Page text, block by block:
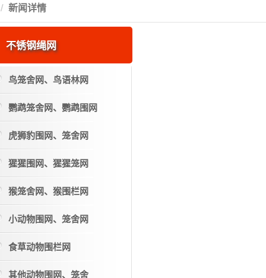
新闻详情
不锈钢绳网
鸟笼舍网、鸟语林网
鹦鹉笼舍网、鹦鹉围网
虎狮豹围网、笼舍网
猩猩围网、猩猩笼网
猴笼舍网、猴围栏网
小动物围网、笼舍网
食草动物围栏网
其他动物围网、笼舍